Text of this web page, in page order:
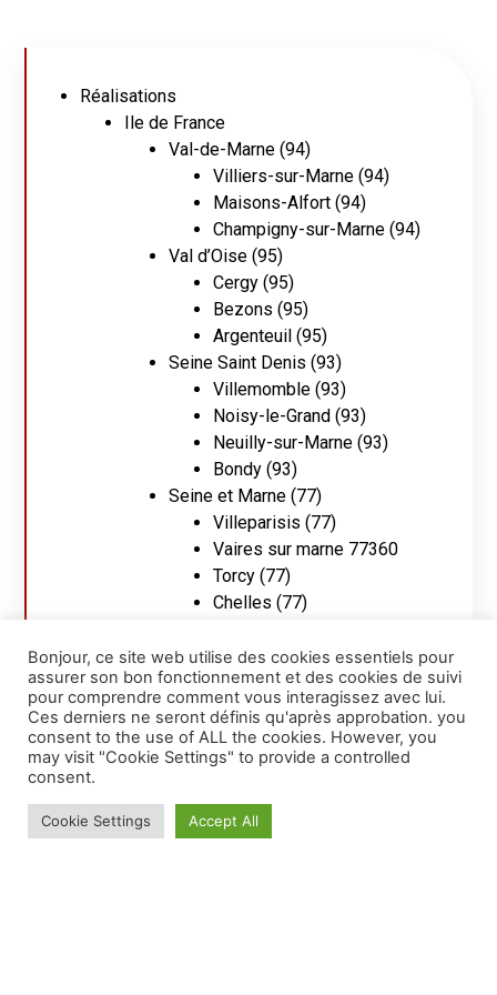
Réalisations
Ile de France
Val-de-Marne (94)
Villiers-sur-Marne (94)
Maisons-Alfort (94)
Champigny-sur-Marne (94)
Val d’Oise (95)
Cergy (95)
Bezons (95)
Argenteuil (95)
Seine Saint Denis (93)
Villemomble (93)
Noisy-le-Grand (93)
Neuilly-sur-Marne (93)
Bondy (93)
Seine et Marne (77)
Villeparisis (77)
Vaires sur marne 77360
Torcy (77)
Chelles (77)
Bussy-Saint-Georges 77600
Brou sur Chantereine (77)
Paris (75)
paris 5ème
paris 4ème
paris 2ème
Paris 20ème
Bonjour, ce site web utilise des cookies essentiels pour
assurer son bon fonctionnement et des cookies de suivi
pour comprendre comment vous interagissez avec lui.
Ces derniers ne seront définis qu'après approbation. you
consent to the use of ALL the cookies. However, you
may visit "Cookie Settings" to provide a controlled
consent.
Cookie Settings Accept All